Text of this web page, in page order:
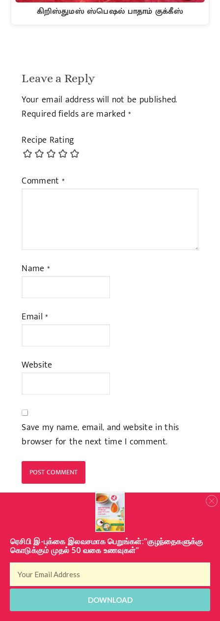
கிறிஸ்துமஸ் ஸ்பெஷல் பாதாம் குக்கீஸ்
Leave a Reply
Your email address will not be published.
Required fields are marked *
Recipe Rating
Comment *
Name *
Email*
Website
Save my name, email, and website in this
browser for the next time I comment.
​ரெசிபி இ-புக்கை இலவசமாக பெறுங்கள்:"குழந்தைகளுக்கு
கொடுக்கும் முதல் 50 வகை உணவுகள்"
DOWNLOAD